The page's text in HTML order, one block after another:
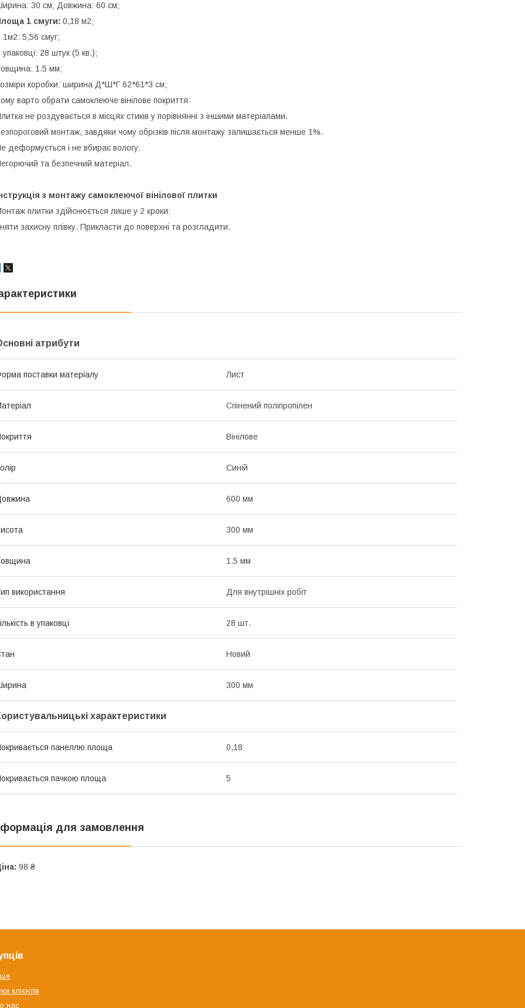
30 см; Довжина: 60 см;
1 смуги: 0,18 м2;
1м2: 5,56 смуг;
упаковці: 28 штук (5 кв.);
1.5 мм;
коробки: ширина Д*Ш*Г 62*61*3 см;
варто обрати самоклеюче вінілове покриття:
не роздувається в місцях стиків у порівнянні з іншими матеріалами.
монтаж, завдяки чому обрізків після монтажу залишається менше 1%.
деформується і не вбирає вологу.
та безпечний матеріал.
з монтажу самоклеючої вінілової плитки
плитки здійснюється лише у 2 кроки:
захисну плівку. Прикласти до поверхні та розгладити.
атрибути
поставки матеріалу Лист
Спінений поліпропілен
Вінілове
Синій
600 мм
300 мм
1.5 мм
використання Для внутрішніх робіт
в упаковці 28 шт.
Новий
300 мм
характеристики
панеллю площа 0,18
пачкою площа 5
для замовлення
98 ₴
клієнтів
нас